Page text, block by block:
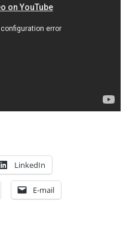
LinkedIn
E-mail